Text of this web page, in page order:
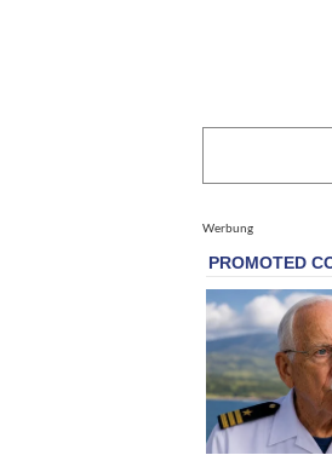
Werbung